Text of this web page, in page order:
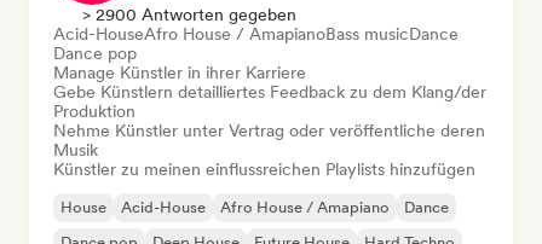
> 2900 Antworten gegeben
Acid-HouseAfro House / AmapianoBass musicDance
Dance pop
Manage Künstler in ihrer Karriere
Gebe Künstlern detailliertes Feedback zu dem Klang/der
Produktion
Nehme Künstler unter Vertrag oder veröffentliche deren
Musik
Künstler zu meinen einflussreichen Playlists hinzufügen
House Acid-House Afro House / Amapiano
Dance